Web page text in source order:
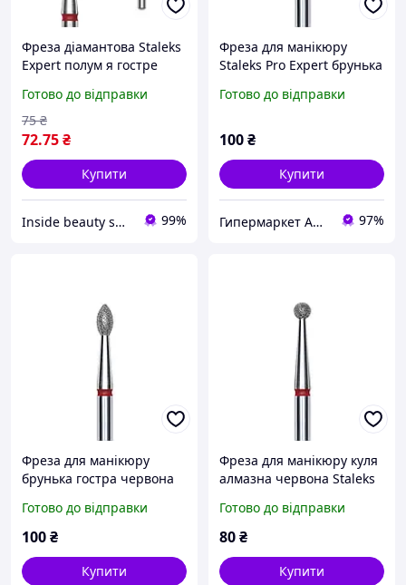
Фреза діамантова Staleks
Expert полум я гостре
Готово до відправки
72.75₴
75 ₴
Купити
Inside beauty shop 99%
Фреза для манікюру
Staleks Pro Expert брунька
Готово до відправки
100₴
Купити
Гипермаркет АВІТАЛА 97%
Фреза для манікюру
брунька гостра червона
Expert FA60R025/4.5 Daily
Skin Care
Готово до відправки
100₴
Купити
Фреза для манікюру куля
алмазна червона Staleks
Готово до відправки
80₴
Купити